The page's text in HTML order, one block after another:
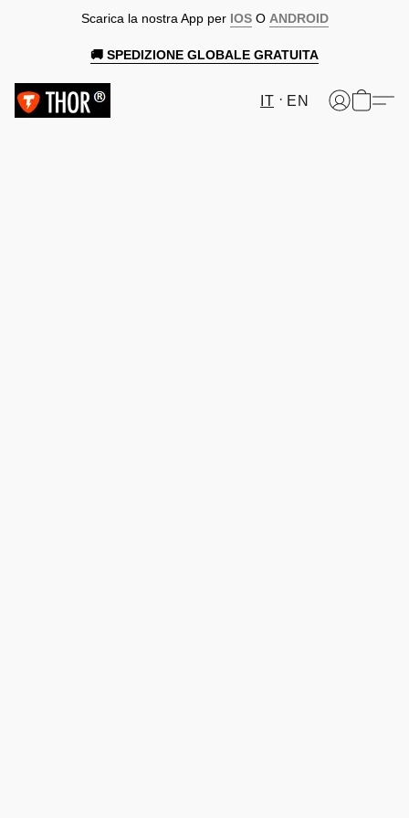
Scarica la nostra App per IOSO ANDROID
🚚 SPEDIZIONE GLOBALE GRATUITA
IT EN